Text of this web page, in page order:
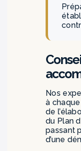
Nos
à
de
du Plan
passant
d’une